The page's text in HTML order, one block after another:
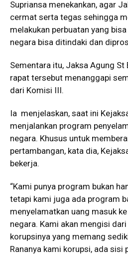
Supriansa menekankan, agar
cermat serta tegas sehingga
melakukan perbuatan yang
negara bisa ditindaki dan
Sementara itu, Jaksa Agung St
rapat tersebut menanggapi
dari Komisi III.
Ia menjelaskan, saat ini
menjalankan program
negara. Khusus untuk
pertambangan, kata dia,
bekerja.
“Kami punya program bukan
tetapi kami juga ada program
menyelamatkan uang masuk
negara. Kami akan mengisi
korupsinya yang memang
Rananya kami korupsi, ada sisi